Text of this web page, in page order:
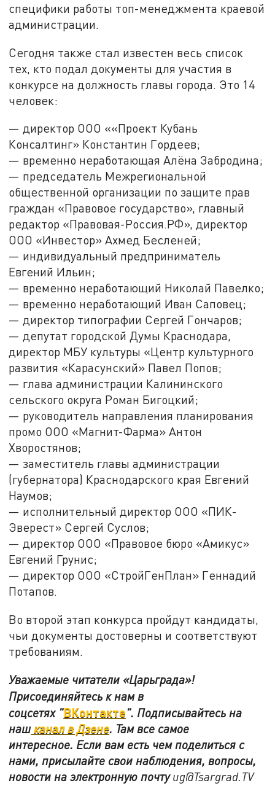
специфики работы топ-менеджмента краевой
администрации.
Сегодня также стал известен весь список
тех, кто подал документы для участия в
конкурсе на должность главы города. Это 14
человек:
— директор ООО ««Проект Кубань
Консалтинг» Константин Гордеев;
— временно неработающая Алёна Забродина;
— председатель Межрегиональной
общественной организации по защите прав
граждан «Правовое государство», главный
редактор «Правовая-Россия.РФ», директор
ООО «Инвестор» Ахмед Бесленей;
— индивидуальный предприниматель
Евгений Ильин;
— временно неработающий Николай Павелко;
— временно неработающий Иван Саповец;
— директор типографии Сергей Гончаров;
— депутат городской Думы Краснодара,
директор МБУ культуры «Центр культурного
развития «Карасунский» Павел Попов;
— глава администрации Калининского
сельского округа Роман Бигоцкий;
— руководитель направления планирования
промо ООО «Магнит-Фарма» Антон
Хворостянов;
— заместитель главы администрации
(губернатора) Краснодарского края Евгений
Наумов;
— исполнительный директор ООО «ПИК-
Эверест» Сергей Суслов;
— директор ООО «Правовое бюро «Амикус»
Евгений Грунис;
— директор ООО «СтройГенПлан» Геннадий
Потапов.
Во второй этап конкурса пройдут кандидаты,
чьи документы достоверны и соответствуют
требованиям.
Уважаемые читатели «Царьграда»!
Присоединяйтесь к нам в
соцсетях "ВКонтакте". Подписывайтесь на
нашканал в Дзене. Там все самое
интересное. Если вам есть чем поделиться с
нами, присылайте свои наблюдения, вопросы,
новости на электронную почтуug@Tsargrad.TV